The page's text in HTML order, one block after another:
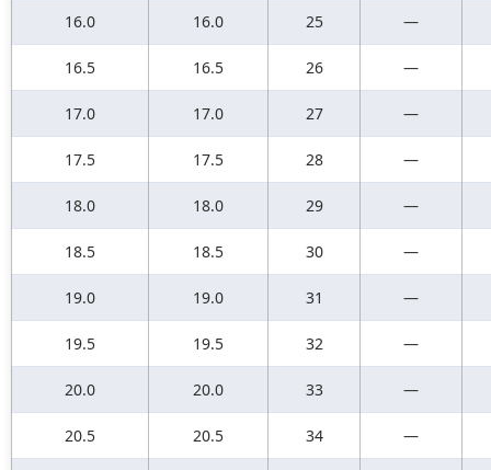
16.0 16.0 25 —
16.5 16.5 26 —
17.0 17.0 27 —
17.5 17.5 28 —
18.0 18.0 29 —
18.5 18.5 30 —
19.0 19.0 31 —
19.5 19.5 32 —
20.0 20.0 33 —
20.5 20.5 34 —